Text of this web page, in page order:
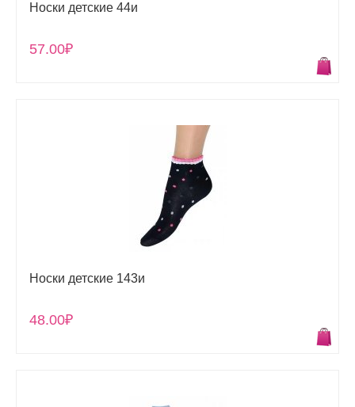
Носки детские 44и
57.00₽
Носки детские 143и
48.00₽